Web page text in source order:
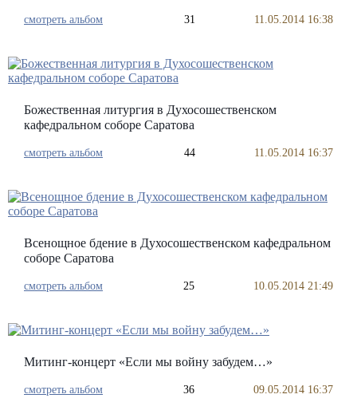
смотреть альбом 31 11.05.2014 16:38
Божественная литургия в Духосошественском
кафедральном соборе Саратова
смотреть альбом 44 11.05.2014 16:37
Всенощное бдение в Духосошественском кафедральном
соборе Саратова
смотреть альбом 25 10.05.2014 21:49
Митинг-концерт «Если мы войну забудем…»
смотреть альбом 36 09.05.2014 16:37